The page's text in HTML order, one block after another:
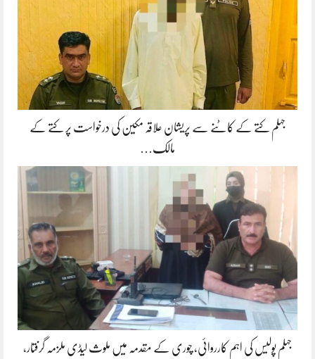
جہلم کتے کے کاٹنے سے پریشان علاقہ مکین کی درخواست پر کتے کے
مالک…
جہلم پولیس کی اہم کارروائی، چوری کے مقدمہ میں ملوث لیڈی ملزمہ گرفتار،